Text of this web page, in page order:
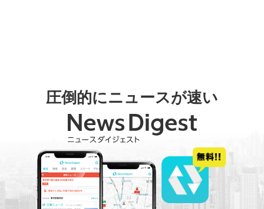
圧倒的にニュースが速い